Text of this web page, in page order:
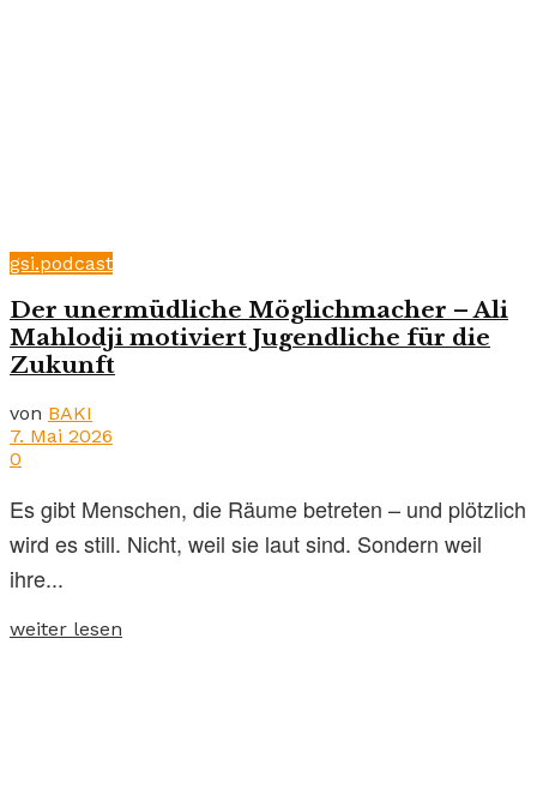
gsi.podcast
Der unermüdliche Möglichmacher – Ali
Mahlodji motiviert Jugendliche für die
Zukunft
von BAKI
7. Mai 2026
0
Es gibt Menschen, die Räume betreten – und plötzlich
wird es still. Nicht, weil sie laut sind. Sondern weil
ihre...
weiter lesen